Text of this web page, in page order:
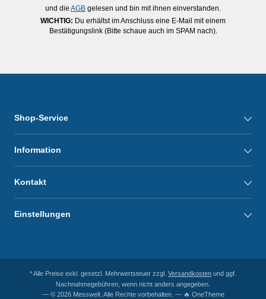
und die AGB gelesen und bin mit ihnen einverstanden.
WICHTIG: Du erhältst im Anschluss eine E-Mail mit einem
Bestätigungslink (Bitte schaue auch im SPAM nach).
Shop-Service
Information
Kontakt
Einstellungen
* Alle Preise exkl. gesetzl. Mehrwertsteuer zzgl. Versandkosten und ggf.
Nachnahmegebühren, wenn nicht anders angegeben.
— © 2026 Messwelt. Alle Rechte vorbehalten. — 🔥 OneTheme